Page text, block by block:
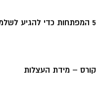
5 המפתחות כדי להגיע לשלמות
קורס – מידת העצלות